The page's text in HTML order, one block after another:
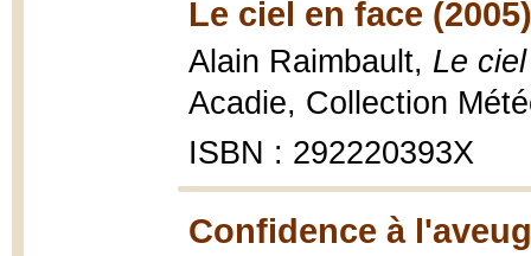
Le ciel en face (2005)
Alain Raimbault, Le
Acadie, Collection
ISBN : 292220393X
Confidence à